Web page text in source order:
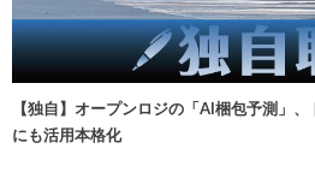
【独自】オープンロジの「AI梱包予測」
にも活用本格化